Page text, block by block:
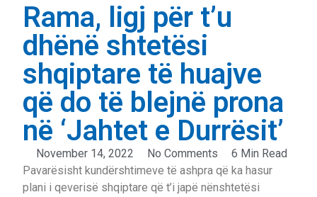
Rama, ligj për t’u
dhënë shtetësi
shqiptare të huajve
që do të blejnë prona
në ‘Jahtet e Durrësit’
November 14, 2022 No Comments
6 Min Read
Pavarësisht kundërshtimeve të ashpra që ka hasur
plani i qeverisë shqiptare që t’i japë nënshtetësi